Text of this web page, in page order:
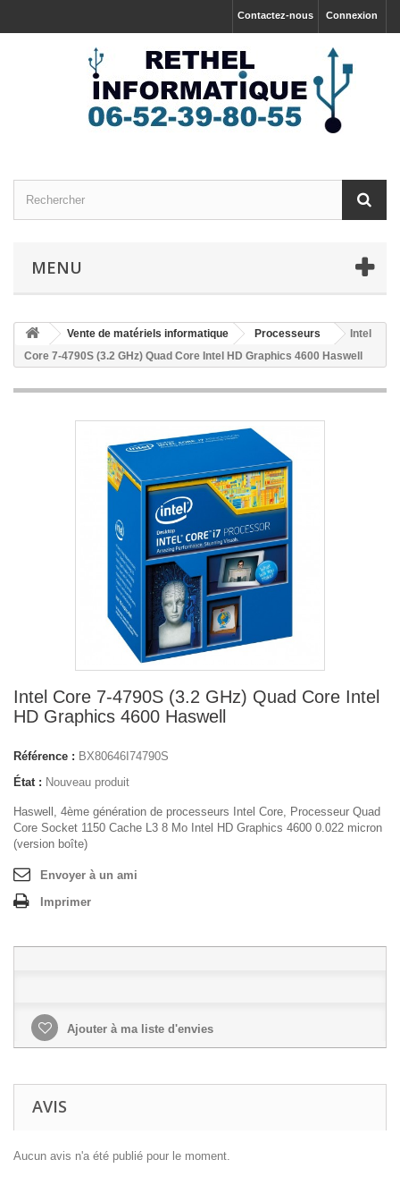
Connexion
Contactez-nous
MENU
Vente de matériels informatique Processeurs
Intel
Core 7-4790S (3.2 GHz) Quad Core Intel HD Graphics 4600 Haswell
Intel Core 7-4790S (3.2 GHz) Quad Core Intel
HD Graphics 4600 Haswell
Référence : BX80646I74790S
État : Nouveau produit
Haswell, 4ème génération de processeurs Intel Core, Processeur Quad
Core Socket 1150 Cache L3 8 Mo Intel HD Graphics 4600 0.022 micron
(version boîte)
Envoyer à un ami
Imprimer
Ajouter à ma liste d'envies
AVIS
Aucun avis n'a été publié pour le moment.